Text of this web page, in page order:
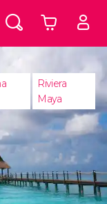
Riviera
Maya